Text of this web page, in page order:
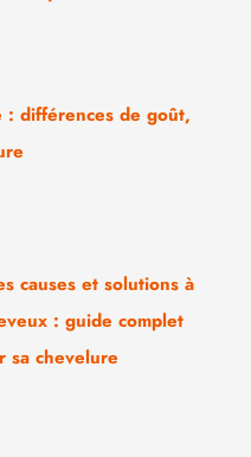
: différences de goût,
causes et solutions à
: guide complet
sa chevelure